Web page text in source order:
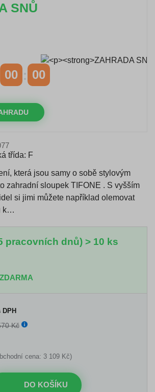
SNŮ
00 00
která jsou samy o sobě stylovým
zahradní sloupek TIFONE . S vyšším
si jimi můžete například olemovat
k…
pracovních dnů) > 10 ks
DPH
Kč
cena: 3 109 Kč)
DO KOŠÍKU